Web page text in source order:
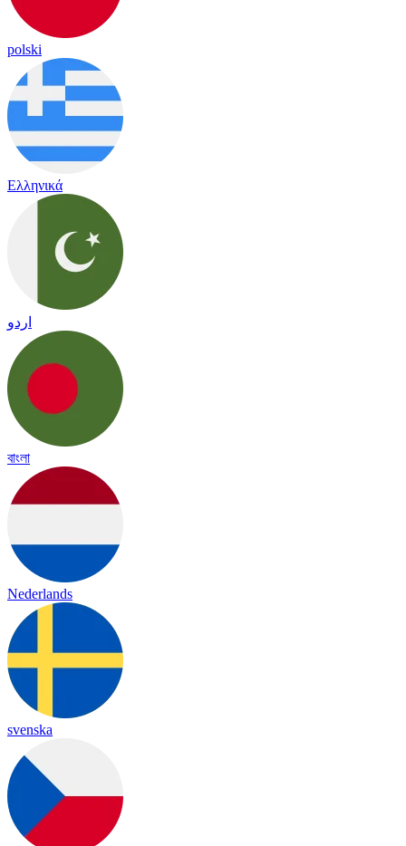
polski
Ελληνικά
اردو
বাংলা
Nederlands
svenska